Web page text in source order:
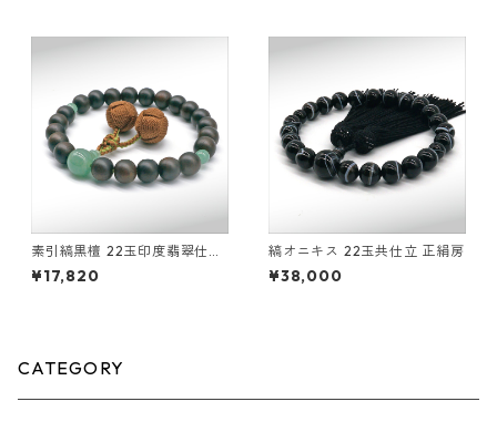
素引縞黒檀 22玉印度翡翠仕立
釈迦凡天
¥17,820
縞オニキス 22玉共仕立 正絹房
¥38,000
CATEGORY